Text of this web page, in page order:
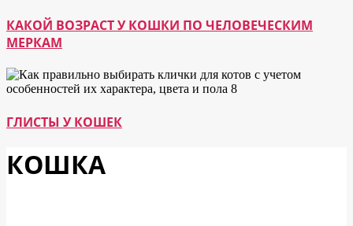
КАКОЙ ВОЗРАСТ У КОШКИ ПО ЧЕЛОВЕЧЕСКИМ
МЕРКАМ
ГЛИСТЫ У КОШЕК
КОШКА